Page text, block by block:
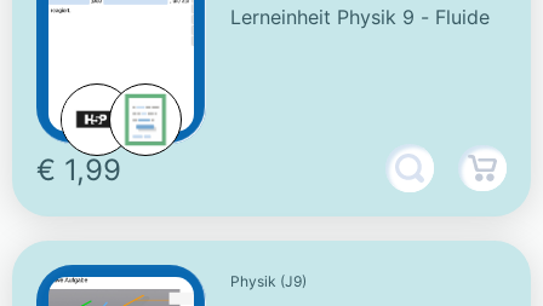
Lerneinheit Physik 9 - Fluide
€ 1,99
Physik (J9)